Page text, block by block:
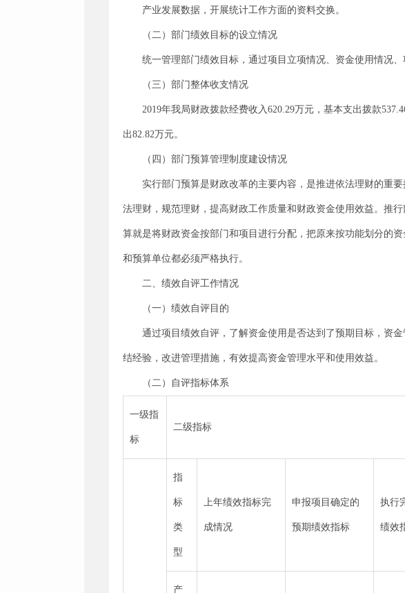
产业发展数据，开展统计工作方面的资料交换。
（二）部门绩效目标的设立情况
统一管理部门绩效目标，通过项目立项情况、资金使用情况
（三）部门整体收支情况
2019年我局财政拨款经费收入620.29万元，基本支出拨款
出82.82万元。
（四）部门预算管理制度建设情况
实行部门预算是财政改革的主要内容，是推进依法理财的重
法理财，规范理财，提高财政工作质量和财政资金使用效益。推
算就是将财政资金按部门和项目进行分配，把原来按功能划分的
和预算单位都必须严格执行。
二、绩效自评工作情况
（一）绩效自评目的
通过项目绩效自评，了解资金使用是否达到了预期目标，资
结经验，改进管理措施，有效提高资金管理水平和使用效益。
（二）自评指标体系
一级指
标
二级指标
指
标
类
型
上年绩效指标完
成情况
申报项目确定的
预期绩效指标
执行
绩效
产